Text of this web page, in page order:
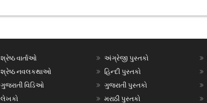
શ્રેષ્ઠ વાર્તાઓ
શ્રેષ્ઠ નવલકથાઓ
ગુજરાતી વિડિઓ
લેખકો
અંગ્રેજી પુસ્તકો
હિન્દી પુસ્તકો
ગુજરાતી પુસ્તકો
મરાઠી પુસ્તકો